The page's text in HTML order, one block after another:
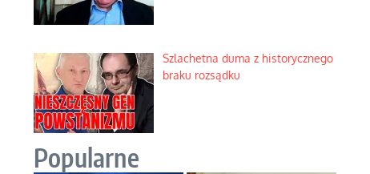
Szlachetna duma z historycznego
braku rozsądku
Popularne